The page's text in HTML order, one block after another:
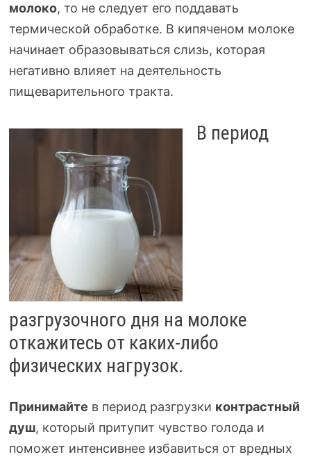
молоко, то не следует его поддавать
термической обработке. В кипяченом молоке
начинает образовываться слизь, которая
негативно влияет на деятельность
пищеварительного тракта.
В период
разгрузочного дня на молоке
откажитесь от каких-либо
физических нагрузок.
Принимайте в период разгрузки контрастный
душ, который притупит чувство голода и
поможет интенсивнее избавиться от вредных